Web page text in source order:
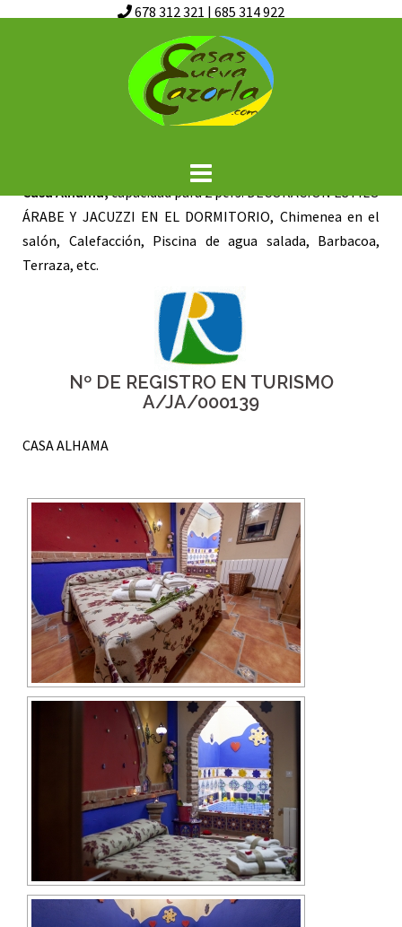
678 312 321 | 685 314 922
Saltar
al
contenido
CASA ALHAMA
RESERVAR CASA ALHAMA
Casa Alhama,capacidad para 2 pers. DECORACIÓN ESTILO
ÁRABE Y JACUZZI EN EL DORMITORIO, Chimenea en el
salón, Calefacción, Piscina de agua salada, Barbacoa,
Terraza, etc.
Nº DE REGISTRO EN TURISMO
A/JA/000139
CASA ALHAMA